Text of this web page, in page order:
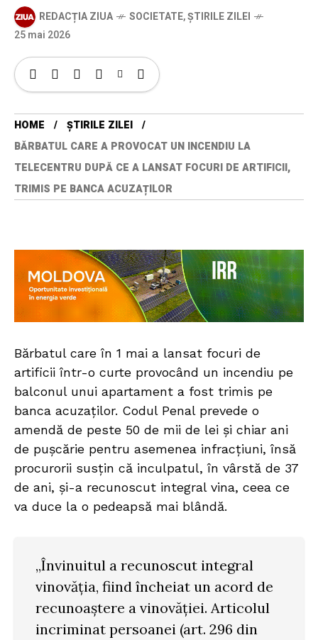
REDACȚIA ZIUA SOCIETATE,ȘTIRILE ZILEI
25 mai 2026
HOME
ȘTIRILE ZILEI
BĂRBATUL CARE A PROVOCAT UN INCENDIU LA
TELECENTRU DUPĂ CE A LANSAT FOCURI DE ARTIFICII,
TRIMIS PE BANCA ACUZAȚILOR
Bărbatul care în 1 mai a lansat focuri de
artificii într-o curte provocând un incendiu pe
balconul unui apartament a fost trimis pe
banca acuzaților. Codul Penal prevede o
amendă de peste 50 de mii de lei și chiar ani
de pușcărie pentru asemenea infracțiuni, însă
procurorii susțin că inculpatul, în vârstă de 37
de ani, și-a recunoscut integral vina, ceea ce
va duce la o pedeapsă mai blândă.
„Învinuitul a recunoscut integral
vinovăția, fiind încheiat un acord de
recunoaștere a vinovăției. Articolul
incriminat persoanei (art. 296 din